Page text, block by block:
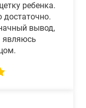
ребенка.
достаточно.
вывод,
являюсь